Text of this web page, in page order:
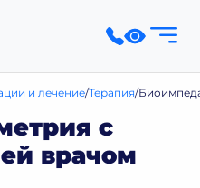
и лечение Терапия
с
врачом